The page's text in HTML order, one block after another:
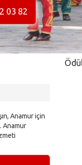
03 82
Anamur için
Anamur